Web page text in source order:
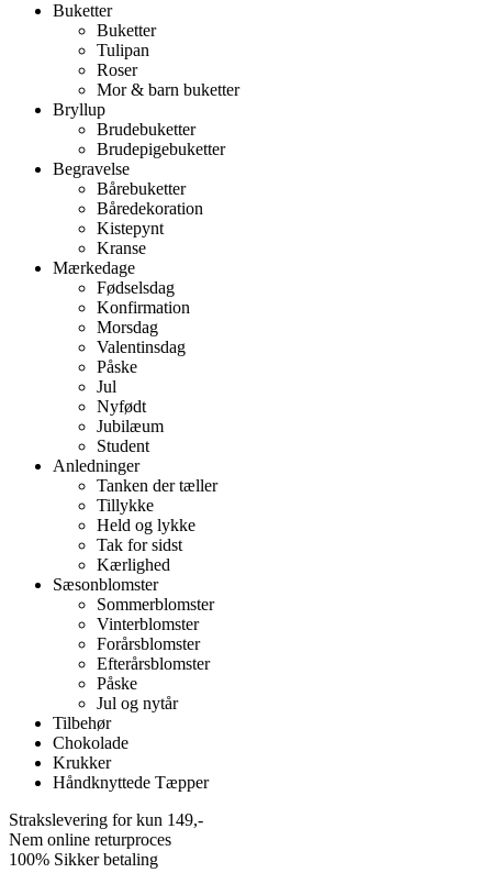
Buketter
Buketter
Tulipan
Roser
Mor & barn buketter
Bryllup
Brudebuketter
Brudepigebuketter
Begravelse
Bårebuketter
Båredekoration
Kistepynt
Kranse
Mærkedage
Fødselsdag
Konfirmation
Morsdag
Valentinsdag
Påske
Jul
Nyfødt
Jubilæum
Student
Anledninger
Tanken der tæller
Tillykke
Held og lykke
Tak for sidst
Kærlighed
Sæsonblomster
Sommerblomster
Vinterblomster
Forårsblomster
Efterårsblomster
Påske
Jul og nytår
Tilbehør
Chokolade
Krukker
Håndknyttede Tæpper
Strakslevering for kun 149,-
Nem online returproces
100% Sikker betaling